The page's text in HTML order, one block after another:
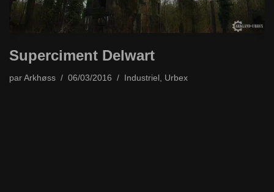
Superciment Delwart
par Arkhøss 06/03/2016 Industriel Urbex